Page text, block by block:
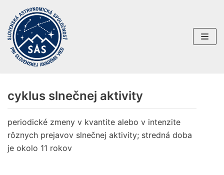
Preskočiť
na
obsah
cyklus slnečnej aktivity
periodické zmeny v kvantite alebo v intenzite
rôznych prejavov slnečnej aktivity; stredná doba
je okolo 11 rokov